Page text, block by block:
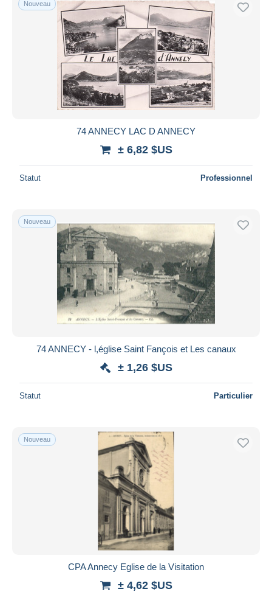
Uniquement en réduction
Livraison gratuite
Méthodes de paiement
PayPal
Virement bancaire
Visa
Mastercard
Bancontact
Tout désélectionner
Monde entier
Appliquer
Nouveau
74 ANNECY LAC D ANNECY
± 6,82 $US
Statut Professionnel
Nouveau
74 ANNECY - l,église Saint Fançois et Les canaux
± 1,26 $US
Statut Particulier
Nouveau
CPA Annecy Eglise de la Visitation
± 4,62 $US